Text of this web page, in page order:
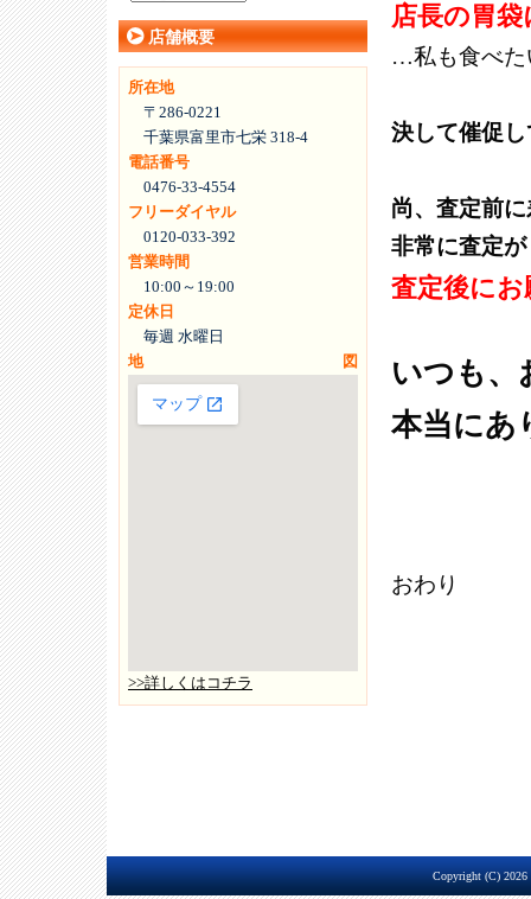
店長の胃
…私も食べ
決して催促
尚、査定前
非常に査定
査定後に
いつも、
本当にあ
おわり
の
記
事
店舗概要
所在地
〒286-0221
千葉県富里市七栄 318-4
電話番号
0476-33-4554
フリーダイヤル
0120-033-392
営業時間
10:00～19:00
定休日
毎週 水曜日
地図
>>詳しくはコチラ
Copyright (C) 2026